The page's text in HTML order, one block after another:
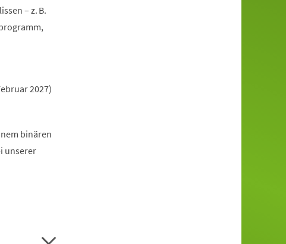
– z. B.
2027)
binären
unserer